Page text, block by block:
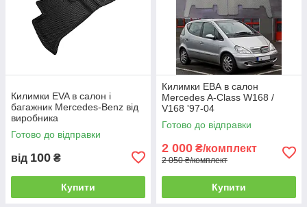
Килимки EVA в салон і
багажник Mercedes-Benz від
виробника
Готово до відправки
від 100 ₴
Купити
Килимки ЕВА в салон
Mercedes A-Class W168 /
V168 '97-04
Готово до відправки
2 000 ₴/комплект
2 050 ₴/комплект
Купити